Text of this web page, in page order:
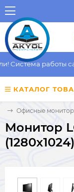
работы
КАТАЛОГ
Офисные
Монитор